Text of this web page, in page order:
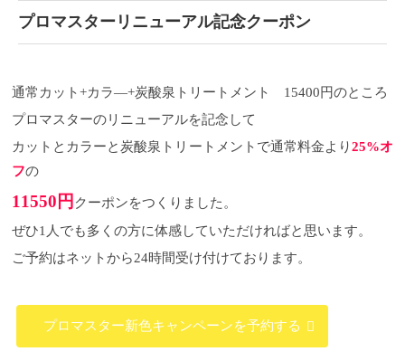
プロマスターリニューアル記念クーポン
通常カット+カラ―+炭酸泉トリートメント 15400円のところ
プロマスターのリニューアルを記念して
カットとカラーと炭酸泉トリートメントで通常料金より25%オ
フの
11550円 クーポンをつくりました。
ぜひ1 人でも多くの方に体感していただければと思います。
ご予約はネットから24時間受け付けております。
プロマスター新色キャンペーンを予約する